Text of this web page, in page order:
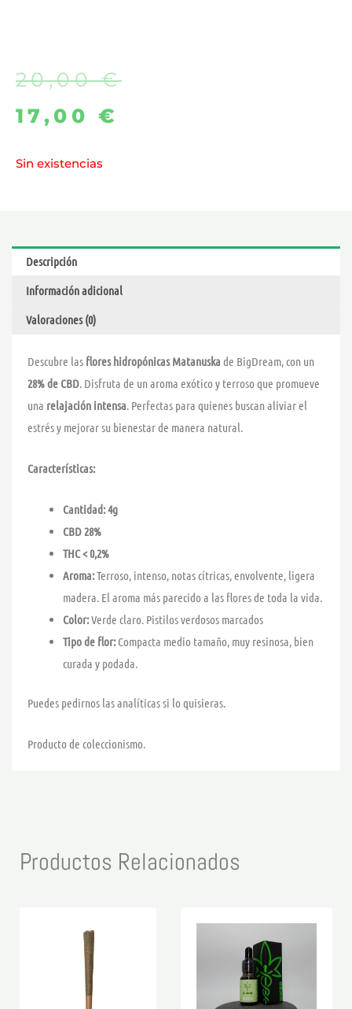
20,00€
El
precio
original
17,00€
El
precio
actual
Sin existencias
Descripción
Información adicional
Valoraciones (0)
Descubre las flores hidropónicas Matanuska de BigDream, con un
28% de CBD. Disfruta de un aroma exótico y terroso que promueve
una relajación intensa. Perfectas para quienes buscan aliviar el
estrés y mejorar su bienestar de manera natural.
Características:
Cantidad: 4g
CBD 28%
THC < 0,2%
Aroma:Terroso, intenso, notas cítricas, envolvente, ligera
madera. El aroma más parecido a las flores de toda la vida.
Color:Verde claro. Pistilos verdosos marcados
Tipo de flor:Compacta medio tamaño, muy resinosa, bien
curada y podada.
Puedes pedirnos las analíticas si lo quisieras.
Producto de coleccionismo.
Productos Relacionados